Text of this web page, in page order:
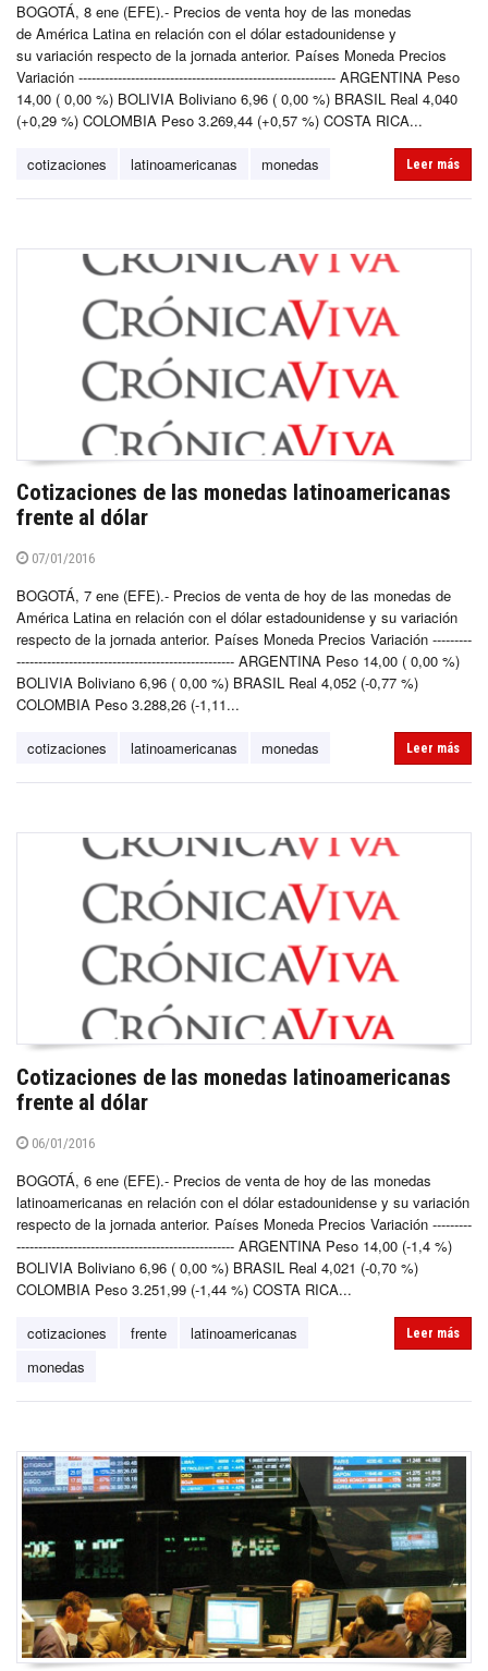
BOGOTÁ, 8 ene (EFE).- Precios de venta hoy de las monedas
de América Latina en relación con el dólar estadounidense y
su variación respecto de la jornada anterior. Países Moneda Precios
Variación ----------------------------------------------------------- ARGENTINA Peso
14,00 ( 0,00 %) BOLIVIA Boliviano 6,96 ( 0,00 %) BRASIL Real 4,040
(+0,29 %) COLOMBIA Peso 3.269,44 (+0,57 %) COSTA RICA...
cotizaciones latinoamericanas monedas Leer más
Cotizaciones de las monedas latinoamericanas
frente al dólar
07/01/2016
BOGOTÁ, 7 ene (EFE).- Precios de venta de hoy de las monedas de
América Latina en relación con el dólar estadounidense y su variación
respecto de la jornada anterior. Países Moneda Precios Variación ---------
-------------------------------------------------- ARGENTINA Peso 14,00 ( 0,00 %)
BOLIVIA Boliviano 6,96 ( 0,00 %) BRASIL Real 4,052 (-0,77 %)
COLOMBIA Peso 3.288,26 (-1,11...
cotizaciones latinoamericanas monedas Leer más
Cotizaciones de las monedas latinoamericanas
frente al dólar
06/01/2016
BOGOTÁ, 6 ene (EFE).- Precios de venta de hoy de las monedas
latinoamericanas en relación con el dólar estadounidense y su variación
respecto de la jornada anterior. Países Moneda Precios Variación ---------
-------------------------------------------------- ARGENTINA Peso 14,00 (-1,4 %)
BOLIVIA Boliviano 6,96 ( 0,00 %) BRASIL Real 4,021 (-0,70 %)
COLOMBIA Peso 3.251,99 (-1,44 %) COSTA RICA...
cotizaciones frente
latinoamericanas
monedas
Leer más